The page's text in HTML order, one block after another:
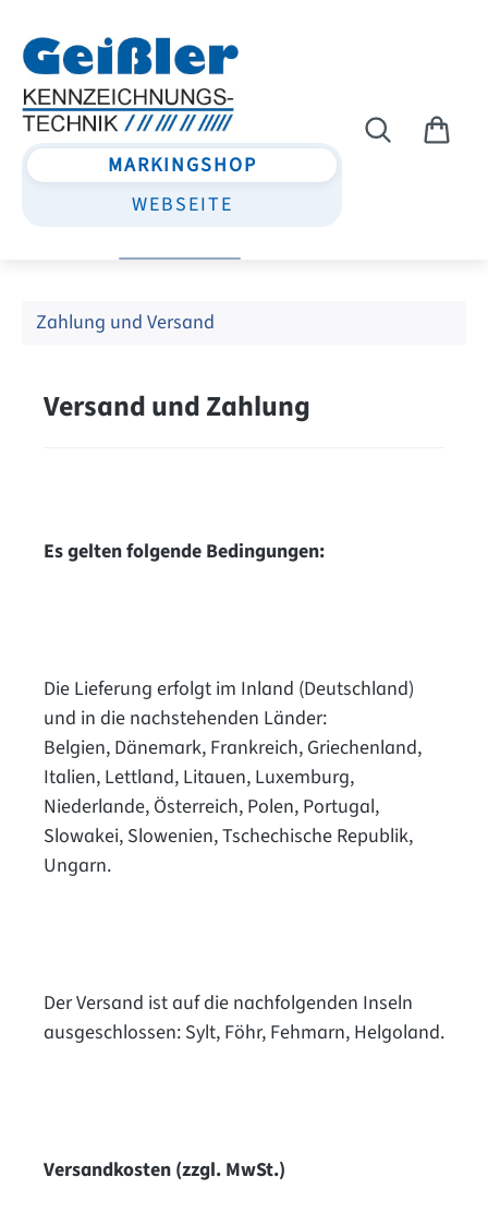
MARKINGSHOP
WEBSEITE
Zahlung und Versand
Versand und Zahlung
Es gelten folgende Bedingungen:
Die Lieferung erfolgt im Inland (Deutschland)
und in die nachstehenden Länder:
Belgien, Dänemark, Frankreich, Griechenland,
Italien, Lettland, Litauen, Luxemburg,
Niederlande, Österreich, Polen, Portugal,
Slowakei, Slowenien, Tschechische Republik,
Ungarn.
Der Versand ist auf die nachfolgenden Inseln
ausgeschlossen: Sylt, Föhr, Fehmarn, Helgoland.
Versandkosten (zzgl. MwSt.)